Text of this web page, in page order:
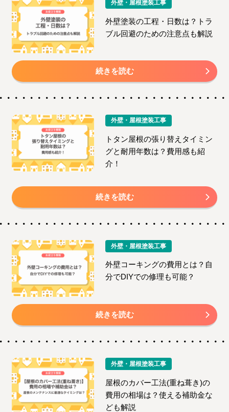
外壁・屋根塗装工事
外壁塗装の工程・日数は？トラ
ブル回避のための注意点も解説
続きを読む
外壁・屋根塗装工事
トタン屋根の張り替えタイミン
グと耐用年数は？費用感も紹
介！
続きを読む
外壁・屋根塗装工事
外壁コーキングの費用とは？自
分でDIYでの修理も可能？
続きを読む
外壁・屋根塗装工事
屋根のカバー工法(重ね葺き)の
費用の相場は？使える補助金な
ども解説